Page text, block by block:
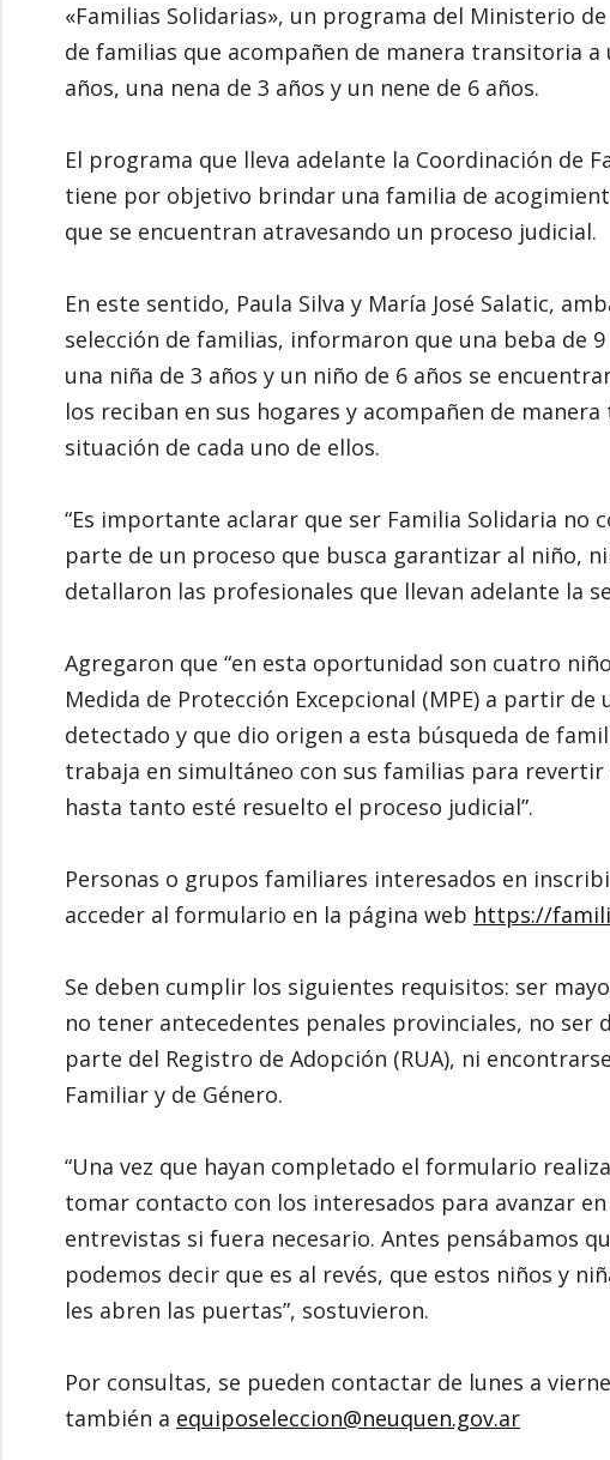
«Familias Solidarias», un programa del Ministerio
de familias que acompañen de manera transitoria a
años, una nena de 3 años y un nene de 6 años.
El programa que lleva adelante la Coordinación de
tiene por objetivo brindar una familia de
que se encuentran atravesando un proceso judicial.
En este sentido, Paula Silva y María José Salatic,
selección de familias, informaron que una beba de
una niña de 3 años y un niño de 6 años se
los reciban en sus hogares y acompañen de
situación de cada uno de ellos.
“Es importante aclarar que ser Familia Solidaria no
parte de un proceso que busca garantizar al niño,
detallaron las profesionales que llevan adelante la
Agregaron que “en esta oportunidad son cuatro
Medida de Protección Excepcional (MPE) a partir
detectado y que dio origen a esta búsqueda de
trabaja en simultáneo con sus familias para
hasta tanto esté resuelto el proceso judicial”.
Personas o grupos familiares interesados en
acceder al formulario en la página web https://
Se deben cumplir los siguientes requisitos: ser
no tener antecedentes penales provinciales, no ser
parte del Registro de Adopción (RUA), ni
Familiar y de Género.
“Una vez que hayan completado el formulario
tomar contacto con los interesados para avanzar
entrevistas si fuera necesario. Antes pensábamos
podemos decir que es al revés, que estos niños y
les abren las puertas”, sostuvieron.
Por consultas, se pueden contactar de lunes a
también a equiposeleccion@neuquen.gov.ar